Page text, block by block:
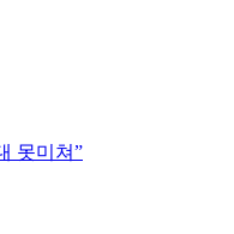
못미쳐”